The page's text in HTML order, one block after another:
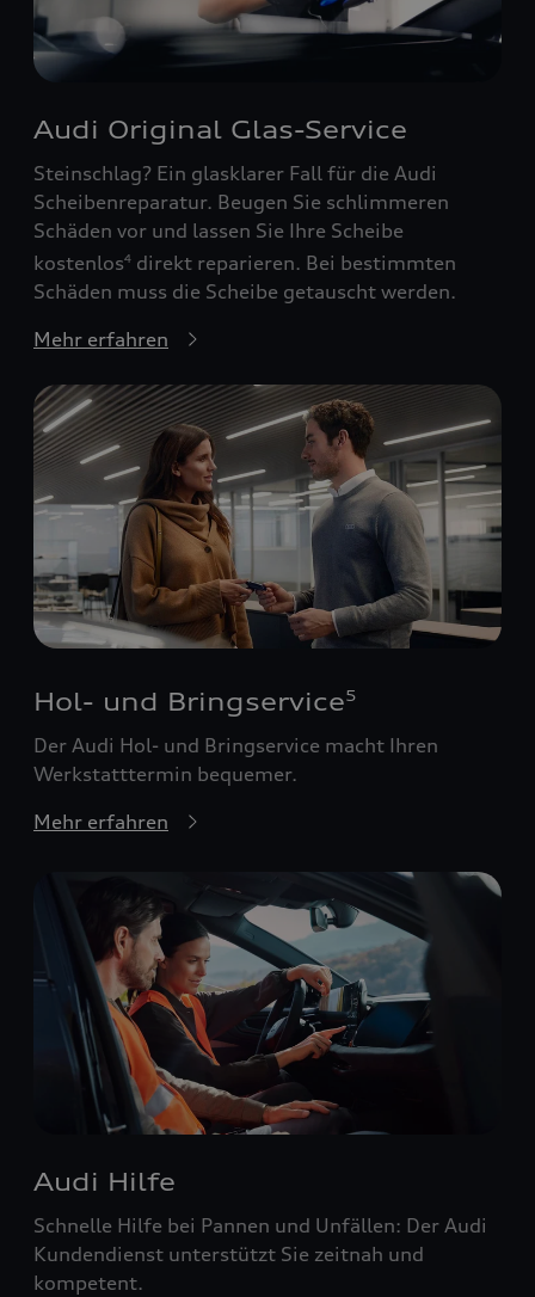
Audi Original Glas-Service
Steinschlag? Ein glasklarer Fall für die Audi
Scheibenreparatur. Beugen Sie schlimmeren
Schäden vor und lassen Sie Ihre Scheibe
kostenlos4 direkt reparieren. Bei bestimmten
Schäden muss die Scheibe getauscht werden.
Mehr erfahren
Hol- und Bringservice5
Der Audi Hol- und Bringservice macht Ihren
Werkstatttermin bequemer.
Mehr erfahren
Audi Hilfe
Schnelle Hilfe bei Pannen und Unfällen: Der Audi
Kundendienst unterstützt Sie zeitnah und
kompetent.